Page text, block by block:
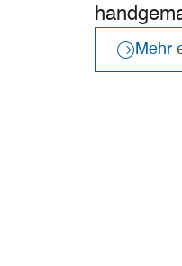
Mehr